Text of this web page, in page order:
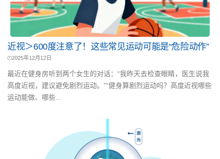
近视＞600度注意了！这些常见运动可能是“危险动作”
2025年12月12日
最近在健身房听到两个女生的对话：“我昨天去检查眼睛，医生说我
高度近视，建议避免剧烈运动。”“健身算剧烈运动吗？高度近视哪些
运动能做、哪些...